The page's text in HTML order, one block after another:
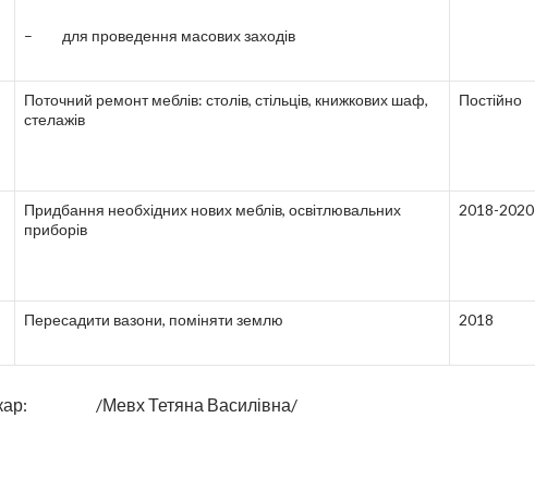
– для проведення масових заходів
Поточний ремонт меблів: столів, стільців, книжкових шаф,
стелажів
Постійно
Придбання необхідних нових меблів, освітлювальних
приборів
2018-2020
Пересадити вазони, поміняти землю 2018
/Мевх Тетяна Василівна/